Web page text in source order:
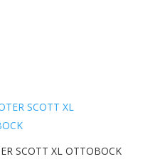
SCOTT XL OTTOBOCK